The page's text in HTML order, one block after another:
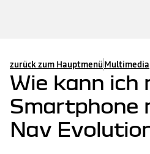
zurück zum Hauptmenü Multimedia
Wie kann ich
Smartphone
Nav